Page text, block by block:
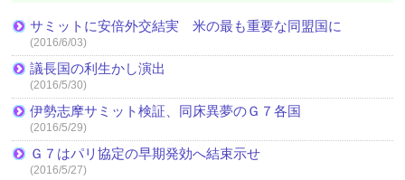
サミットに安倍外交結実 米の最も重要な同盟国に
(2016/6/03)
議長国の利生かし演出
(2016/5/30)
伊勢志摩サミット検証、同床異夢のＧ７各国
(2016/5/29)
Ｇ７はパリ協定の早期発効へ結束示せ
(2016/5/27)